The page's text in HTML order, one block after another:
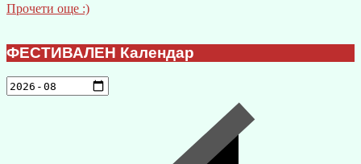
Прочети още :)
ФЕСТИВАЛЕН Календар